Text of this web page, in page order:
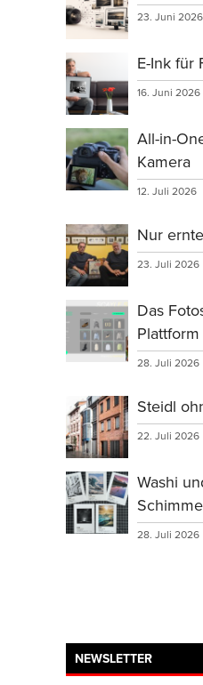
23. Juni 2026
E-Ink für
16. Juni 2026
All-in-
Kamera
12. Juli 2026
Nur
23. Juli 2026
Das
Plattform
28. Juli 2026
Steidl
22. Juli 2026
Washi
28. Juli 2026
NEWSLETTER